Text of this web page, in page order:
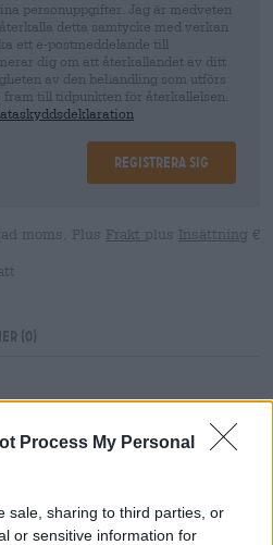
Process My Personal
sale, sharing to third parties, or
or sensitive information for
personuppgifter. Jag är medveten
detta samtycke med verkan
ett e-postmeddelande till
dig om att återkallandet av ditt
av den behandling som utförs
till tidpunkten för återkallelsen.
Registrera sig
moms. Plus Frakt plus Insättning €
(0)